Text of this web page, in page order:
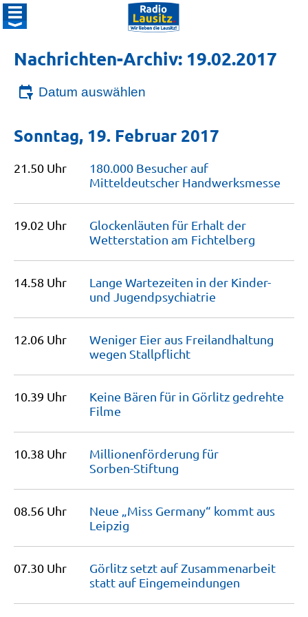
Nachrichten-Archiv: 19.02.2017
Datum auswählen
Sonntag, 19. Februar 2017
21.50 Uhr
180.000 Besucher auf
Mitteldeutscher Handwerksmesse
19.02 Uhr
Glockenläuten für Erhalt der
Wetterstation am Fichtelberg
14.58 Uhr
Lange Wartezeiten in der Kinder-
und Jugendpsychiatrie
12.06 Uhr
Weniger Eier aus Freilandhaltung
wegen Stallpflicht
10.39 Uhr
Keine Bären für in Görlitz gedrehte
Filme
10.38 Uhr
Millionen­förderung für
Sorben-Stiftung
08.56 Uhr
Neue „Miss Germany“ kommt aus
Leipzig
07.30 Uhr
Görlitz setzt auf Zusammenarbeit
statt auf Eingemeindungen